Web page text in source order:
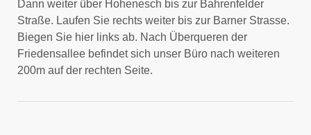
Dann weiter über Hohenesch bis zur Bahrenfelder
Straße. Laufen Sie rechts weiter bis zur Barner Strasse.
Biegen Sie hier links ab. Nach Überqueren der
Friedensallee befindet sich unser Büro nach weiteren
200m auf der rechten Seite.